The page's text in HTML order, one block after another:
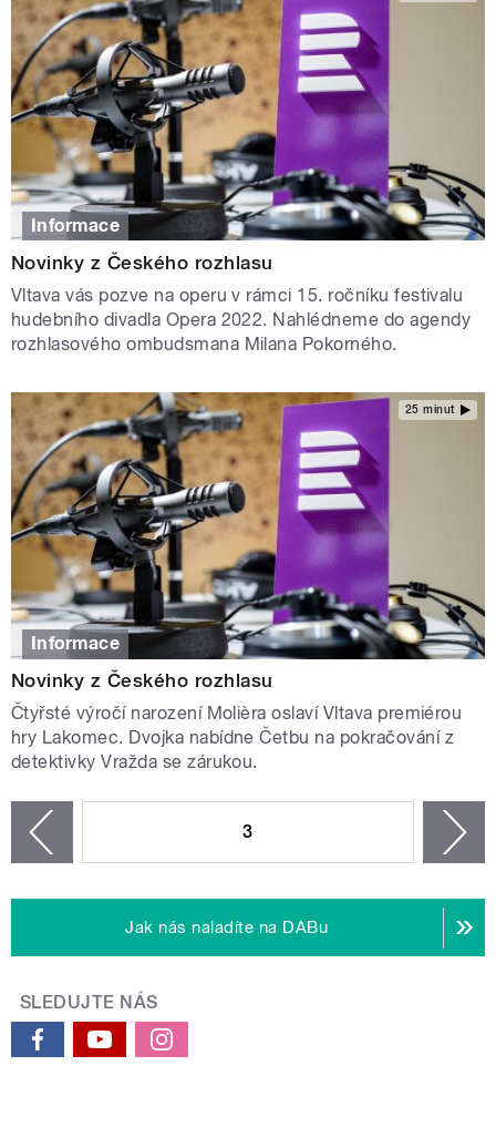
Informace
Novinky z Českého rozhlasu
Vltava vás pozve na operu v rámci 15. ročníku festivalu
hudebního divadla Opera 2022. Nahlédneme do agendy
rozhlasového ombudsmana Milana Pokorného.
25 minut
Informace
Novinky z Českého rozhlasu
Čtyřsté výročí narození Molièra oslaví Vltava premiérou
hry Lakomec. Dvojka nabídne Četbu na pokračování z
detektivky Vražda se zárukou.
3
Jak nás naladíte na DABu
SLEDUJTE NÁS